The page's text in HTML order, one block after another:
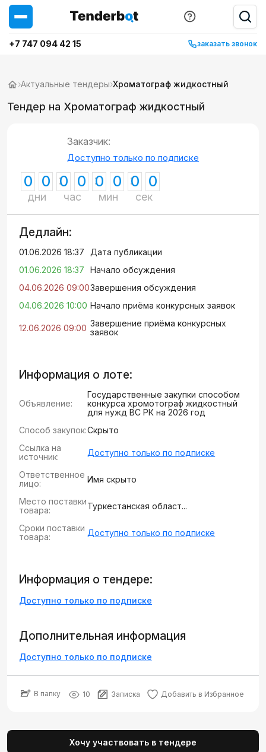
+7 747 094 42 15 заказать звонок
›Актуальные тендеры›Хроматограф жидкостный
Тендер на Хроматограф жидкостный
Заказчик:
Доступно только по подписке
0 0
дни
0 0
час
0 0
мин
0 0
сек
Дедлайн:
01.06.2026 18:37
Дата публикации
01.06.2026 18:37
Начало обсуждения
04.06.2026 09:00Завершения обсуждения
04.06.2026 10:00 Начало приёма конкурсных заявок
12.06.2026 09:00 Завершение приёма конкурсных
заявок
Информация о лоте:
Объявление:
Государственные закупки способом
конкурса хромотограф жидкостный
для нужд ВС РК на 2026 год
Способ закупок:Скрыто
Ссылка на
источник:
Доступно только по подписке
Ответственное
лицо:
Имя скрыто
Место поставки
товара:
Туркестанская област...
Сроки поставки
товара:
Доступно только по подписке
Информация о тендере:
Доступно только по подписке
Дополнительная информация
Доступно только по подписке
В папку 10 Записка Добавить в Избранное
Хочу участвовать в тендере